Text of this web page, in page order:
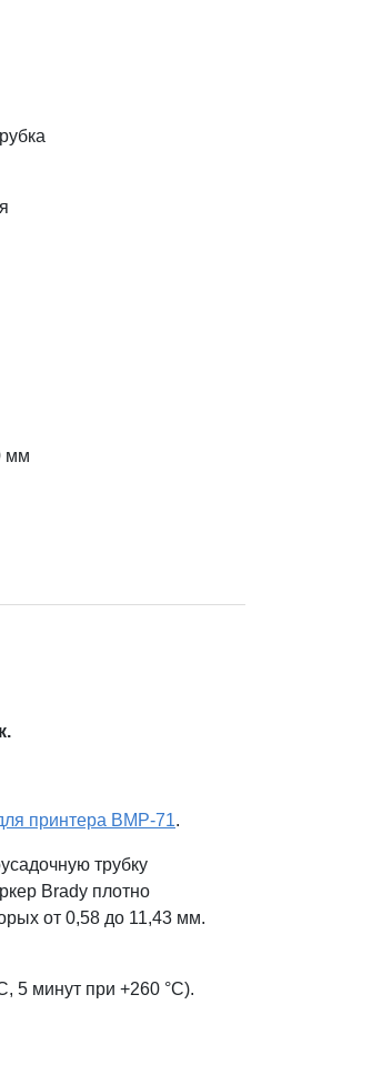
мм
.
принтера BMP-71.
трубку
Brady плотно
от 0,58 до 11,43 мм.
5 минут при +260 °С).